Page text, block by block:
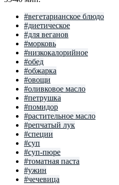
#вегетарианское блюдо
#диетическое
#для веганов
#морковь
#низкокалорийное
#обед
#обжарка
#овощи
#оливковое масло
#петрушка
#помидор
#растительное масло
#репчатый лук
#специи
#суп
#суп-пюре
#томатная паста
#ужин
#чечевица